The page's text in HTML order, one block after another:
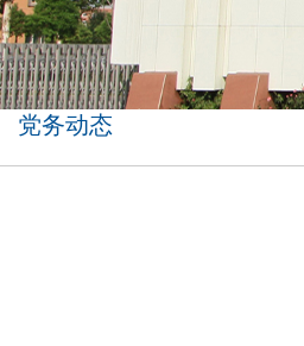
党务动态